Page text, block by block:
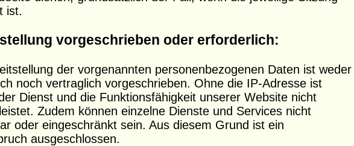
ist.
vorgeschrieben oder erforderlich:
der vorgenannten personenbezogenen Daten ist weder
noch vertraglich vorgeschrieben. Ohne die IP-Adresse ist
Dienst und die Funktionsfähigkeit unserer Website nicht
Zudem können einzelne Dienste und Services nicht
oder eingeschränkt sein. Aus diesem Grund ist ein
ausgeschlossen.